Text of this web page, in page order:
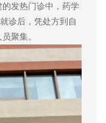
发热门诊中，药学
诊后，凭处方到自
聚集。